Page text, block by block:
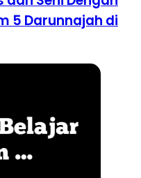
5 Darunnajah di